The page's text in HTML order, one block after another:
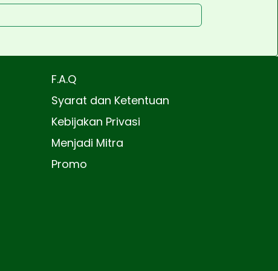
F.A.Q
Syarat dan Ketentuan
Kebijakan Privasi
Menjadi Mitra
Promo